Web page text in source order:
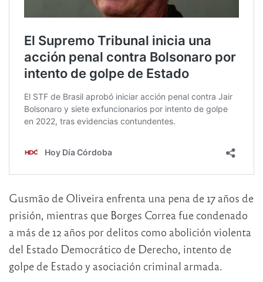
Gusmão de Oliveira enfrenta una pena de 17 años de
prisión, mientras que Borges Correa fue condenado
a más de 12 años por delitos como abolición violenta
del Estado Democrático de Derecho, intento de
golpe de Estado y asociación criminal armada.